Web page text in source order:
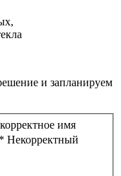
и запланируем
имя
* Некорректный